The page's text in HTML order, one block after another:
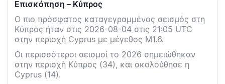
Επισκόπηση – Κύπρος
Ο πιο πρόσφατος καταγεγραμμένος σεισμός στη
Κύπρος ήταν στις 2026-08-04 στις 21:05 UTC
στην περιοχή Cyprus με μέγεθος M1.6.
Οι περισσότεροι σεισμοί το 2026 σημειώθηκαν
στην περιοχή Κύπρος (34), και ακολούθησε η
Cyprus (14).